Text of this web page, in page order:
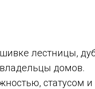
лестницы,
домов.
статусом